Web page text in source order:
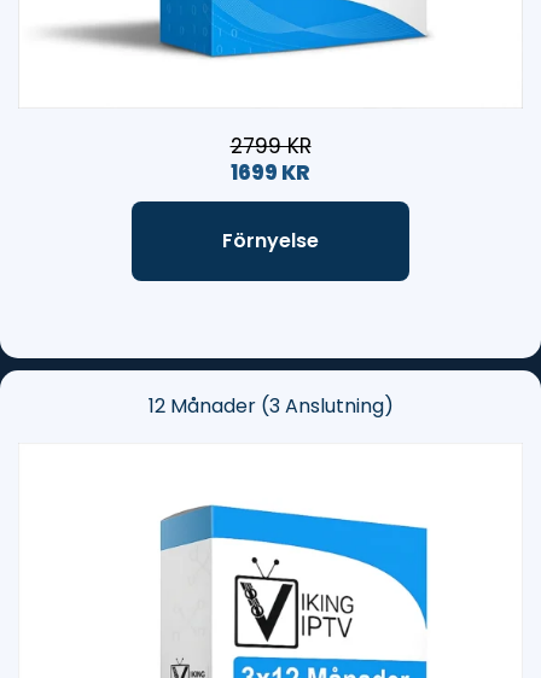
2799 KR
1699 KR
Förnyelse
12 Månader (3 Anslutning)